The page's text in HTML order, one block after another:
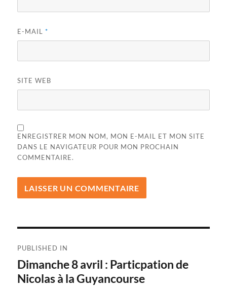
E-MAIL*
SITE WEB
ENREGISTRER MON NOM, MON E-MAIL ET MON SITE
DANS LE NAVIGATEUR POUR MON PROCHAIN
COMMENTAIRE.
de
l’article
PUBLISHED IN
Dimanche 8 avril : Particpation de
Nicolas à la Guyancourse